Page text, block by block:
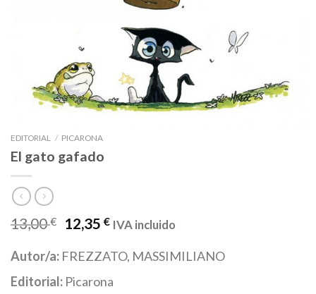
EDITORIAL / PICARONA
El gato gafado
13,00€ 12,35€ IVA incluido
Autor/a: FREZZATO, MASSIMILIANO
Editorial: Picarona